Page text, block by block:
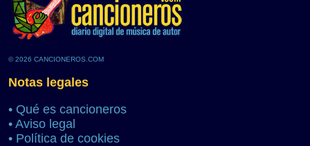
© 2026 CANCIONEROS.COM
Notas legales
• Qué es cancioneros
• Aviso legal
• Política de cookies